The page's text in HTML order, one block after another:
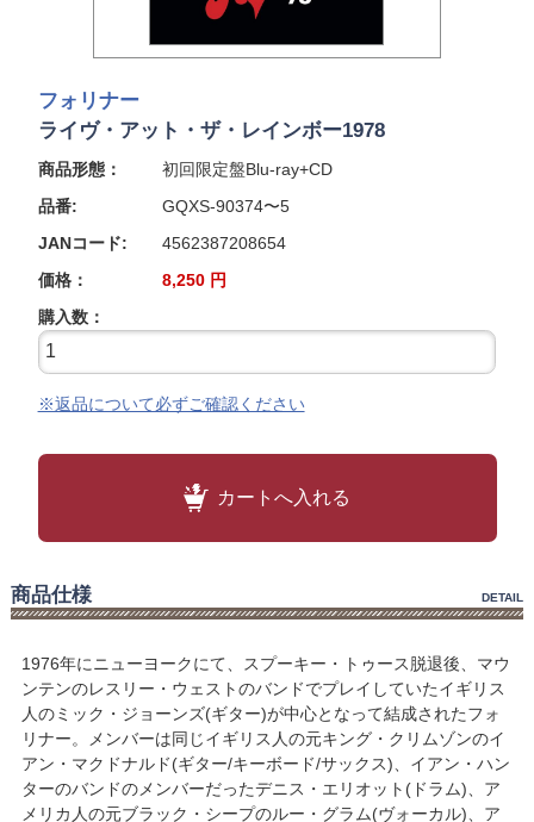
フォリナー
ライヴ・アット・ザ・レインボー1978
商品形態：
初回限定盤Blu-ray+CD
品番:
GQXS-90374〜5
JANコード:
4562387208654
価格：
8,250 円
購入数：
※返品について必ずご確認ください
カートへ入れる
商品仕様 DETAIL
1976年にニューヨークにて、スプーキー・トゥース脱退後、マウ
ンテンのレスリー・ウェストのバンドでプレイしていたイギリス
人のミック・ジョーンズ(ギター)が中心となって結成されたフォ
リナー。メンバーは同じイギリス人の元キング・クリムゾンのイ
アン・マクドナルド(ギター/キーボード/サックス)、イアン・ハン
ターのバンドのメンバーだったデニス・エリオット(ドラム)、ア
メリカ人の元ブラック・シープのルー・グラム(ヴォーカル)、ア